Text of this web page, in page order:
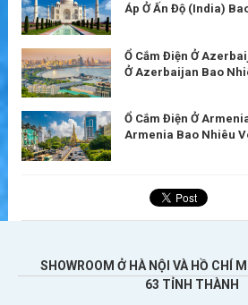
Áp Ở Ấn Độ (India)
Ổ Cắm Điện Ở
Ở Azerbaijan Bao
Ổ Cắm Điện Ở
Armenia Bao Nhiêu
SHOWROOM Ở HÀ NỘI VÀ HỒ CHÍ
63 TỈNH THÀNH